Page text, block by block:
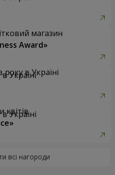
магазин
Award»
року в Україні
квітів